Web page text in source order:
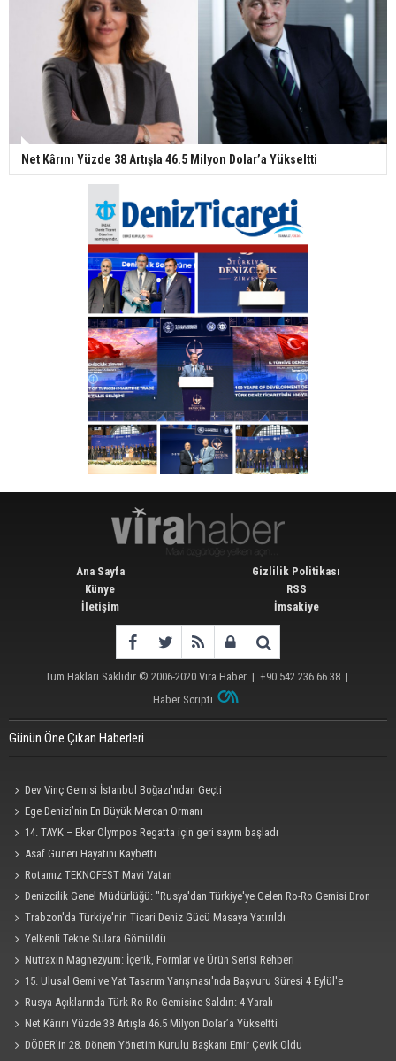
Net Kârını Yüzde 38 Artışla 46.5 Milyon Dolar’a Yükseltti
Ana Sayfa
Künye
İletişim
Gizlilik Politikası
RSS
İmsakiye
Tüm Hakları Saklıdır © 2006-2020 Vira Haber | +90 542 236 66 38 |
Haber Scripti
Günün Öne Çıkan Haberleri
Dev Vinç Gemisi İstanbul Boğazı'ndan Geçti
Ege Denizi’nin En Büyük Mercan Ormanı
14. TAYK – Eker Olympos Regatta için geri sayım başladı
Asaf Güneri Hayatını Kaybetti
Rotamız TEKNOFEST Mavi Vatan
Denizcilik Genel Müdürlüğü: "Rusya'dan Türkiye'ye Gelen Ro-Ro Gemisi Dron
Saldırısına Uğradı"
Trabzon'da Türkiye'nin Ticari Deniz Gücü Masaya Yatırıldı
Yelkenli Tekne Sulara Gömüldü
Nutraxin Magnezyum: İçerik, Formlar ve Ürün Serisi Rehberi
15. Ulusal Gemi ve Yat Tasarım Yarışması'nda Başvuru Süresi 4 Eylül'e
Uzatıldı
Rusya Açıklarında Türk Ro-Ro Gemisine Saldırı: 4 Yaralı
Net Kârını Yüzde 38 Artışla 46.5 Milyon Dolar’a Yükseltti
DÖDER'in 28. Dönem Yönetim Kurulu Başkanı Emir Çevik Oldu